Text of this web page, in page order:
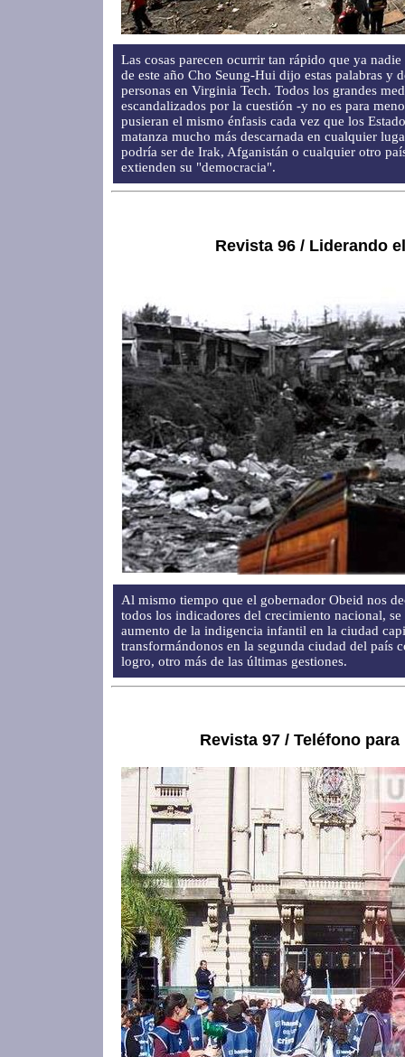
Las cosas parecen ocurrir tan rápido que ya
de este año Cho Seung-Hui dijo estas palabras y
personas en Virginia Tech. Todos los grandes
escandalizados por la cuestión -y no es para
pusieran el mismo énfasis cada vez que los
matanza mucho más descarnada en cualquier
podría ser de Irak, Afganistán o cualquier otro
extienden su "democracia".
Revista 96 / Liderando
Al mismo tiempo que el gobernador Obeid nos
todos los indicadores del crecimiento nacional,
aumento de la indigencia infantil en la ciudad
transformándonos en la segunda ciudad del país
logro, otro más de las últimas gestiones.
Revista 97 / Teléfono